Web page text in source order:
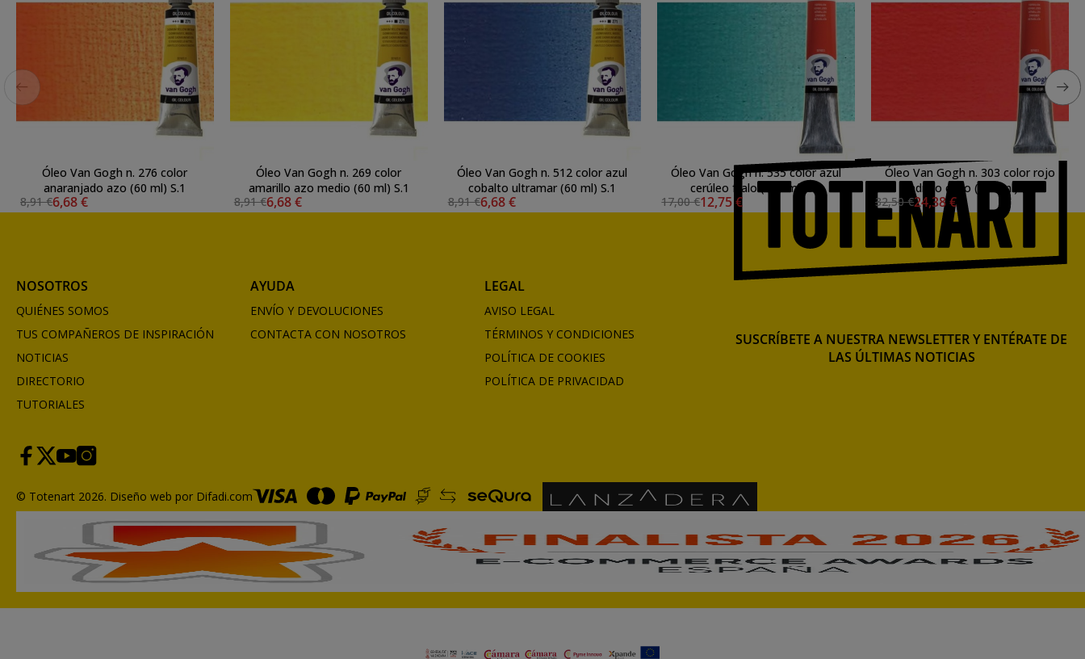
Óleo Van Gogh n. 276 color
anaranjado azo (60 ml) S.1
8,91 €6,68 €
Óleo Van Gogh n. 269 color
amarillo azo medio (60 ml) S.1
8,91 €6,68 €
Óleo Van Gogh n. 512 color azul
cobalto ultramar (60 ml) S.1
8,91 €6,68 €
Óleo Van Gogh n. 535 color azul
cerúleo ftalo (200 ml) S.1
17,00 €12,75 €
Óleo Van Gogh n. 303 color rojo
cadmio claro (200 ml) S.2
32,50 €24,38 €
NOSOTROS
QUIÉNES SOMOS
TUS COMPAÑEROS DE INSPIRACIÓN
NOTICIAS
DIRECTORIO
TUTORIALES
AYUDA
ENVÍO Y DEVOLUCIONES
CONTACTA CON NOSOTROS
LEGAL
AVISO LEGAL
TÉRMINOS Y CONDICIONES
POLÍTICA DE COOKIES
POLÍTICA DE PRIVACIDAD
SUSCRÍBETE A NUESTRA NEWSLETTER Y ENTÉRATE DE
LAS ÚLTIMAS NOTICIAS
© Totenart 2026. Diseño web por Difadi.com